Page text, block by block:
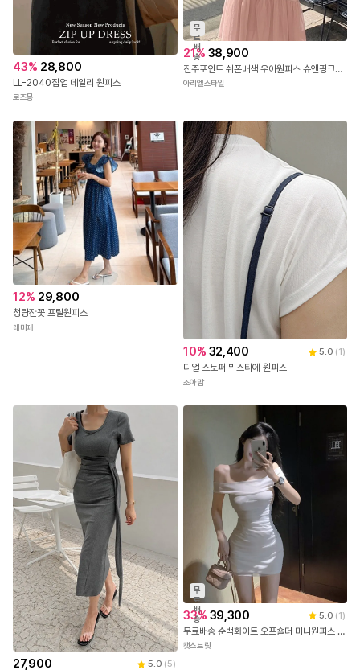
43% 28,800
LL-2040집업 데일리 원피스
로즈몽
무
료
배
송
21% 38,900
진주포인트 쉬폰배색 우아원피스 슈앤핑크원피스
아리엘스타일
12% 29,800
청량잔꽃 프릴원피스
레미떼
10% 32,400 5.0 (1 )
디얼 스토퍼 뷔스티에 원피스
조아맘
27,900 5.0 (5)
무
료
배
송
33% 39,300 5.0 (1)
무료배송 순백화이트 오프숄더 미니원피스 (화이트) #오프숄더
캣스트릿